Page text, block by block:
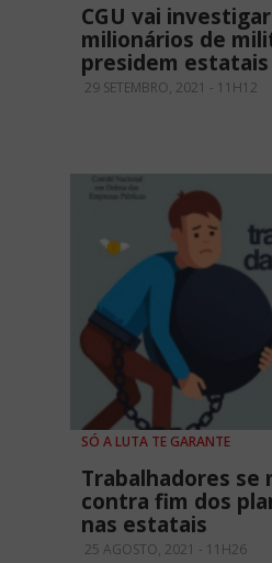
CGU vai
milionários de
presidem estatais
29 SETEMBRO, 2021 - 11H12
SÓ A LUTA TE GARANTE
Trabalhadores se
contra fim dos
nas estatais
25 AGOSTO, 2021 - 11H26